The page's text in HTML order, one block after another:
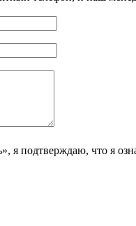
я подтверждаю, что я